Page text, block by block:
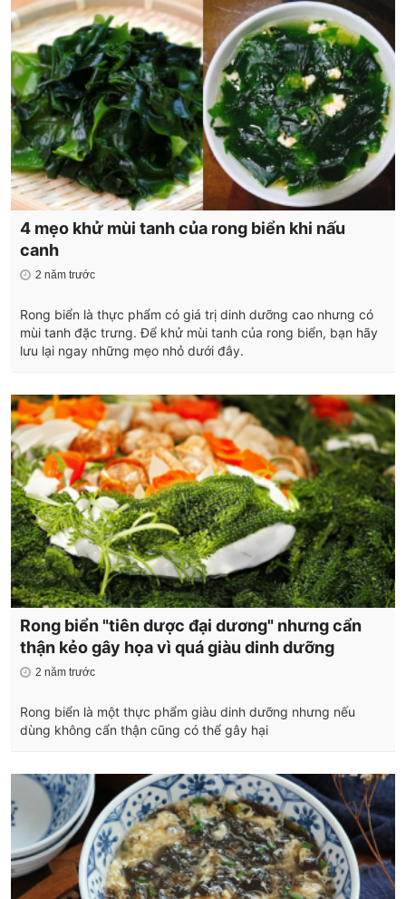
4 mẹo khử mùi tanh của rong biển khi nấu
canh
2 năm trước
Rong biển là thực phẩm có giá trị dinh dưỡng cao nhưng có
mùi tanh đặc trưng. Để khử mùi tanh của rong biển, bạn hãy
lưu lại ngay những mẹo nhỏ dưới đây.
Rong biển "tiên dược đại dương" nhưng cẩn
thận kẻo gây họa vì quá giàu dinh dưỡng
2 năm trước
Rong biển là một thực phẩm giàu dinh dưỡng nhưng nếu
dùng không cẩn thận cũng có thể gây hại